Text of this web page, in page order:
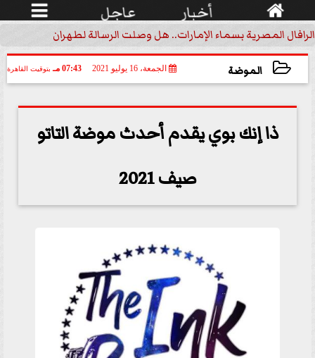
 أخبار عاجل 
الرافال المصرية بسماء الإمارات.. هل وصلت الرسالة لطهران؟..
الموضة الجمعة، 16 يوليو 2021 07:43 مـ بتوقيت القاهرة
ذا إنك بوي يقدم أحدث موضة التاتو
صيف 2021